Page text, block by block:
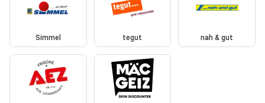
Simmel tegut nah & gut